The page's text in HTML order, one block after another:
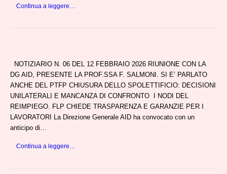
Continua a leggere…
NOTIZIARIO N. 06 DEL 12 FEBBRAIO 2026 RIUNIONE CON LA
DG AID, PRESENTE LA PROF.SSA F. SALMONI. SI E’ PARLATO
ANCHE DEL PTFP CHIUSURA DELLO SPOLETTIFICIO: DECISIONI
UNILATERALI E MANCANZA DI CONFRONTO I NODI DEL
REIMPIEGO. FLP CHIEDE TRASPARENZA E GARANZIE PER I
LAVORATORI La Direzione Generale AID ha convocato con un
anticipo di…
Continua a leggere…